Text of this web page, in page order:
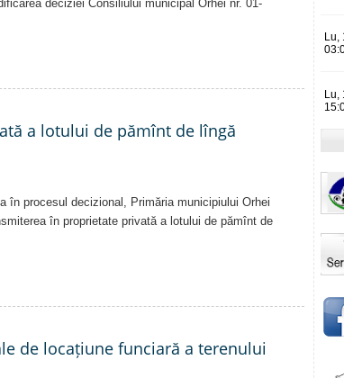
deciziei Consiliului municipal Orhei nr. 01-
a lotului de pămînt de lîngă
în procesul decizional, Primăria municipiului Orhei
în proprietate privată a lotului de pămînt de
de locațiune funciară a terenului